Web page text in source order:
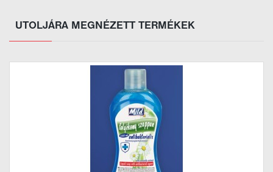
UTOLJÁRA MEGNÉZETT TERMÉKEK